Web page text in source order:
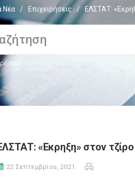
Νέα / Επιχειρήσεις / ΕΛΣΤΑΤ:
«Εκρηξη» στον
22 Σεπτεμβρίου, 2021